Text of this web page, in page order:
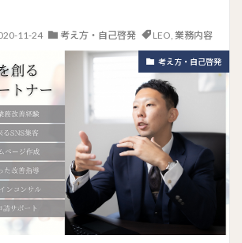
11-24 考え方・自己啓発 LEO, 業務内容
考え方・自己啓発